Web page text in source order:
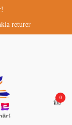
returer
0